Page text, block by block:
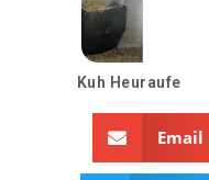
Kuh Heuraufe
Email